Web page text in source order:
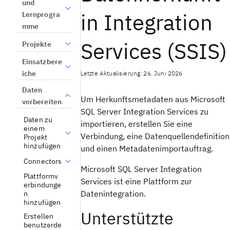
und
Lernprogra
mme
Projekte
Einsatzbere
iche
Daten
vorbereiten
Daten zu
einem
Projekt
hinzufügen
Connectors
Plattformv
erbindunge
n
hinzufügen
Erstellen
benutzerde
in Integration
Services (SSIS)
Letzte Aktualisierung: 26. Juni 2026
Um Herkunftsmetadaten aus Microsoft
SQL Server Integration Services zu
importieren, erstellen Sie eine
Verbindung, eine Datenquellendefinition
und einen Metadatenimportauftrag.
Microsoft SQL Server Integration
Services ist eine Plattform zur
Datenintegration.
Unterstützte